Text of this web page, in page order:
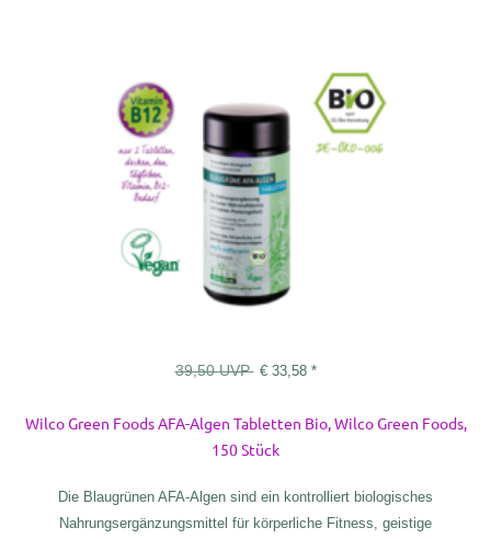
39,50UVP €33,58 *
Wilco Green Foods AFA-Algen Tabletten Bio, Wilco Green Foods,
150 Stück
Die Blaugrünen AFA-Algen sind ein kontrolliert biologisches
Nahrungsergänzungsmittel für körperliche Fitness, geistige